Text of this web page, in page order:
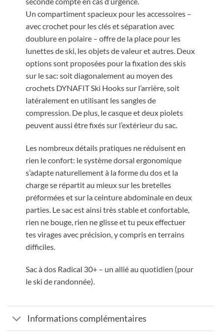
Un compartiment spacieux pour les accessoires –
avec crochet pour les clés et séparation avec
doublure en polaire – offre de la place pour les
lunettes de ski, les objets de valeur et autres. Deux
options sont proposées pour la fixation des skis
sur le sac: soit diagonalement au moyen des
crochets DYNAFIT Ski Hooks sur l’arrière, soit
latéralement en utilisant les sangles de
compression. De plus, le casque et deux piolets
peuvent aussi être fixés sur l’extérieur du sac.
Les nombreux détails pratiques ne réduisent en
rien le confort: le système dorsal ergonomique
s’adapte naturellement à la forme du dos et la
charge se répartit au mieux sur les bretelles
préformées et sur la ceinture abdominale en deux
parties. Le sac est ainsi très stable et confortable,
rien ne bouge, rien ne glisse et tu peux effectuer
tes virages avec précision, y compris en terrains
difficiles.
Sac à dos Radical 30+ – un allié au quotidien (pour
le ski de randonnée).
Informations complémentaires